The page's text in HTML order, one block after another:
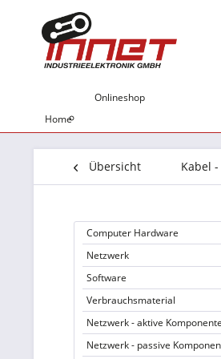
Home
Onlineshop
Übersicht Kabel
Computer Hardware
Netzwerk
Software
Verbrauchsmaterial
Netzwerk - aktive
Netzwerk - passive